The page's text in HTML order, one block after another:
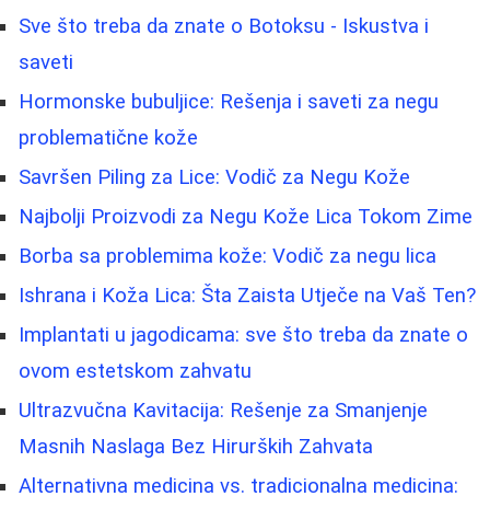
Sve što treba da znate o Botoksu - Iskustva i
saveti
Hormonske bubuljice: Rešenja i saveti za negu
problematične kože
Savršen Piling za Lice: Vodič za Negu Kože
Najbolji Proizvodi za Negu Kože Lica Tokom Zime
Borba sa problemima kože: Vodič za negu lica
Ishrana i Koža Lica: Šta Zaista Utječe na Vaš Ten?
Implantati u jagodicama: sve što treba da znate o
ovom estetskom zahvatu
Ultrazvučna Kavitacija: Rešenje za Smanjenje
Masnih Naslaga Bez Hirurških Zahvata
Alternativna medicina vs. tradicionalna medicina: